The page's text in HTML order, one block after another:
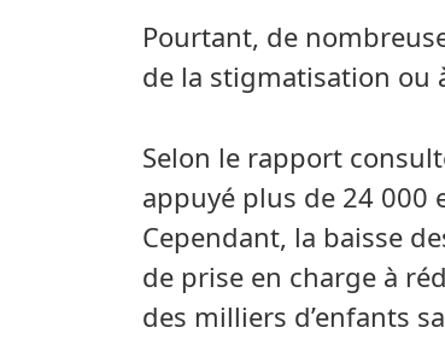
Pourtant, de
de la stigmatisation ou
Selon le rapport
appuyé plus de 24 000
Cependant, la baisse
de prise en charge à
des milliers d’enfants